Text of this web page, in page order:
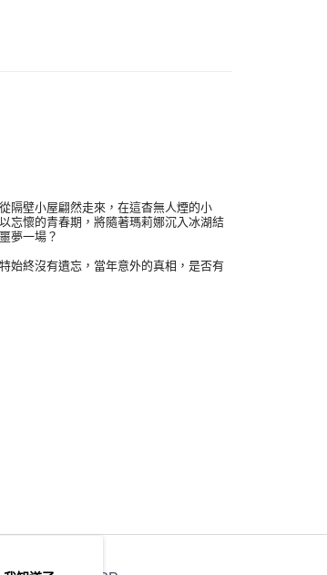
壁小屋翩然走來，在這杳無人煙的小
忘懷的青春期，將隨著瑪莉娜沉入冰湖結
夢一場？
終沒有遺忘，當年意外的真相，是否有